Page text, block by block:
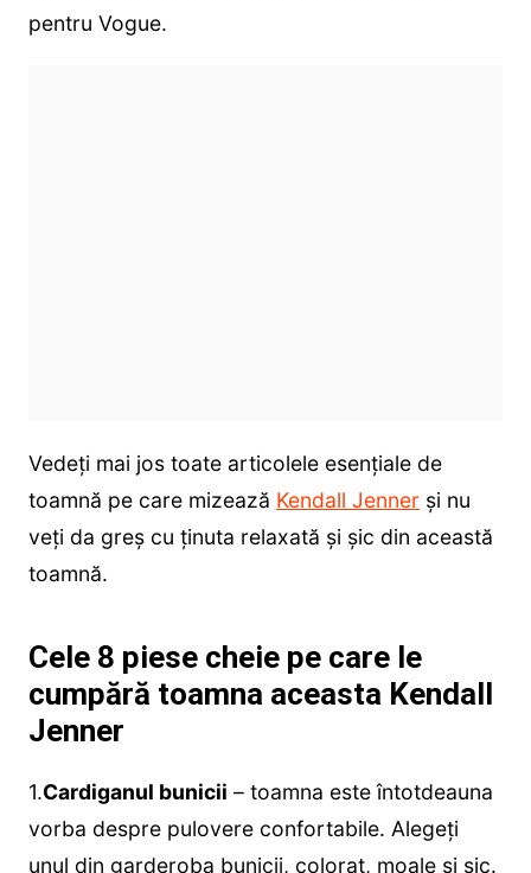
pentru Vogue.
Vedeți mai jos toate articolele esențiale de
toamnă pe care mizează Kendall Jennerși nu
veți da greș cu ținuta relaxată și șic din această
toamnă.
Cele 8 piese cheie pe care le
cumpără toamna aceasta Kendall
Jenner
1.Cardiganul bunicii – toamna este întotdeauna
vorba despre pulovere confortabile. Alegeți
unul din garderoba bunicii, colorat, moale și șic.